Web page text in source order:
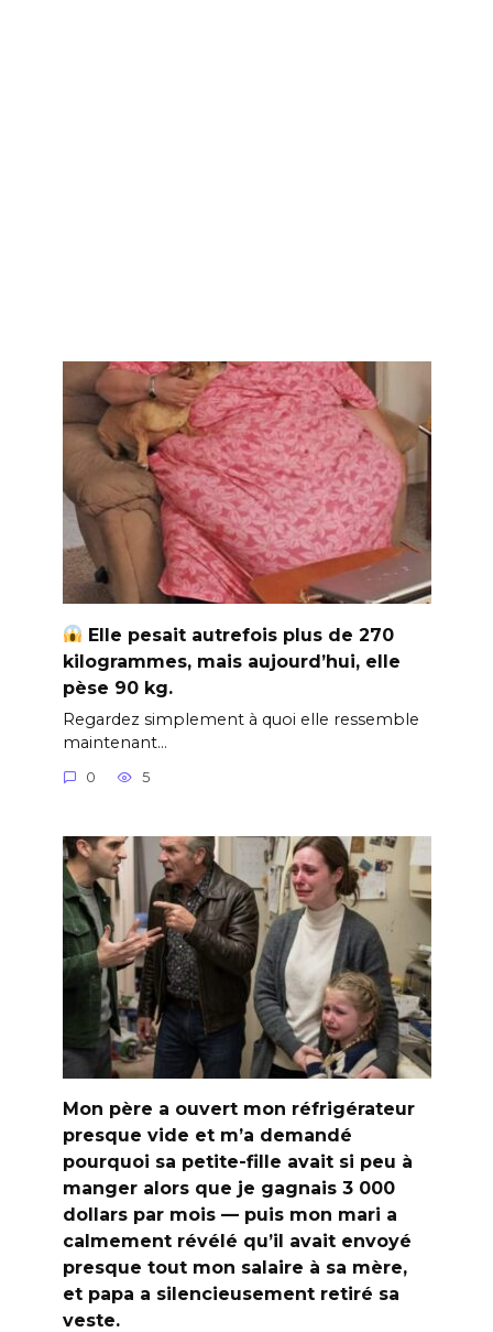
Elle pesait autrefois plus de 270
kilogrammes, mais aujourd’hui, elle
pèse 90 kg.
Regardez simplement à quoi elle ressemble
maintenant…
0 5
Mon père a ouvert mon réfrigérateur
presque vide et m’a demandé
pourquoi sa petite-fille avait si peu à
manger alors que je gagnais 3 000
dollars par mois — puis mon mari a
calmement révélé qu’il avait envoyé
presque tout mon salaire à sa mère,
et papa a silencieusement retiré sa
veste.